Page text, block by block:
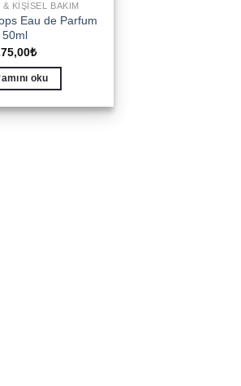
& KIŞISEL BAKIM
Eau de Parfum
50ml
₺
oku